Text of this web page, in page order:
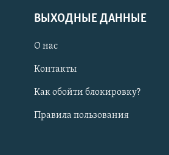
ВЫХОДНЫЕ ДАННЫЕ
О нас
Контакты
Как обойти блокировку?
Правила пользования